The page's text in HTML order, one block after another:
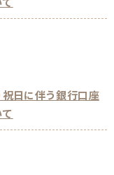
祝日に伴う銀行口座